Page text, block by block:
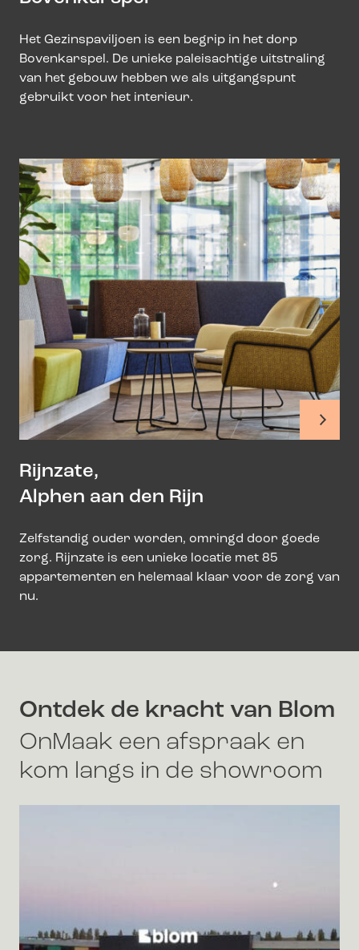
Het Gezinspaviljoen is een begrip in het dorp
Bovenkarspel. De unieke paleisachtige uitstraling
van het gebouw hebben we als uitgangspunt
gebruikt voor het interieur.
Rijnzate,
Alphen aan den Rijn
Zelfstandig ouder worden, omringd door goede
zorg. Rijnzate is een unieke locatie met 85
appartementen en helemaal klaar voor de zorg van
nu.
Ontdek de kracht van Blom
OnMaak een afspraak en
kom langs in de showroom